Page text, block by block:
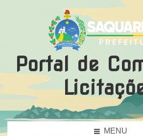
Portal de
MENU